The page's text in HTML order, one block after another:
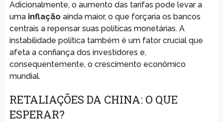
Adicionalmente, o aumento das tarifas pode levar a
uma inflação ainda maior, o que forçaria os bancos
centrais a repensar suas políticas monetárias. A
instabilidade política também é um fator crucial que
afeta a confiança dos investidores e,
consequentemente, o crescimento econômico
mundial.
RETALIAÇÕES DA CHINA: O QUE
ESPERAR?